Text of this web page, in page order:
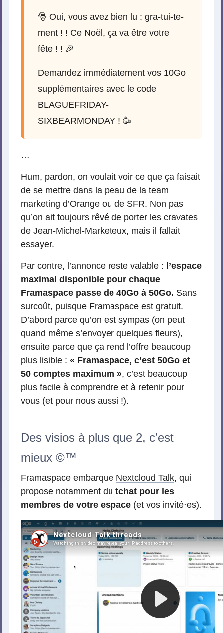
🎅 Oui, vous avez bien lu : gra-tui-te-
ment ! ! Ce Noël, ça va être votre
fête ! ! 🎉
Demandez immédiatement vos 10Go
supplémentaires avec le code
BLAGUEFRIDAY-
SIXBEARMONDAY ! 🥳
…
Hum, pardon, on voulait voir ce que ça faisait
de se mettre dans la peau de la team
marketing d’Orange ou de SFR. Non pas
qu’on ait toujours rêvé de porter les cravates
de Jean-Michel-Marketeux, mais il fallait
essayer.
Par contre, l’annonce reste valable : l’espace
maximal disponible pour chaque
Framaspace passe de 40Go à 50Go. Sans
surcoût, puisque Framaspace est gratuit.
D’abord parce qu’on est sympas (on peut
quand même s’envoyer quelques fleurs),
ensuite parce que ça rend l’offre beaucoup
plus lisible : « Framaspace, c’est 50Go et
50 comptes maximum », c’est beaucoup
plus facile à comprendre et à retenir pour
vous (et pour nous aussi !).
Des visios à plus que 2, c’est
mieux ©™
Framaspace embarque Nextcloud Talk, qui
propose notamment du tchat pour les
membres de votre espace (et vos invité⋅es).